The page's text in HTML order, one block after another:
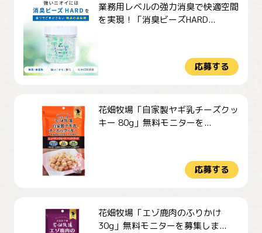
業務用レベルの強力消臭で快適空間
を実現！「消臭ビーズHARD...
応募する
花畑牧場「自家製ヤギ乳チーズクッ
キー 80g」無料モニターを...
応募する
花畑牧場「エゾ鹿肉のふりかけ
30g」無料モニターを募集しま...